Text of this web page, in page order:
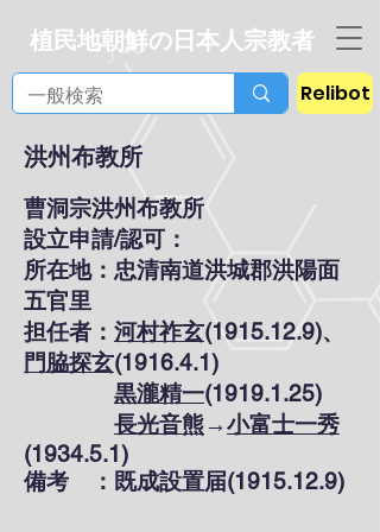
植民地朝鮮の日本人宗教者
Relibot
洪州布教所
曹洞宗洪州布教所
設立申請/認可：
所在地：忠清南道洪城郡洪陽面
五官里
担任者： 河村祚玄(1915.12.9)、
門脇探玄(1916.4.1)
黒瀧精一(1919.1.25)
長光音熊→小富士一秀
(1934.5.1)
備考 ：既成設置届(1915.12.9)